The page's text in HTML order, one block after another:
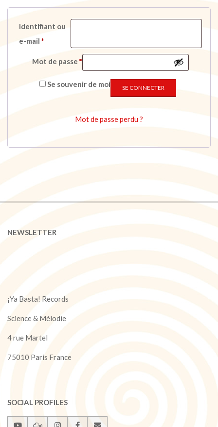
Identifiant ou
e-mail *
Mot de passe *Obligatoire
Se souvenir de moi SE CONNECTER
Mot de passe perdu ?
09-
NEWSLETTER
¡Ya Basta! Records
Science & Mélodie
4 rue Martel
75010 Paris France
SOCIAL PROFILES